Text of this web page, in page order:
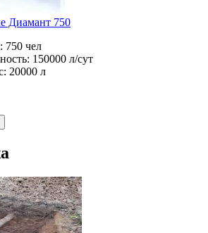
Диамант 750
750 чел
150000 л/сут
20000 л